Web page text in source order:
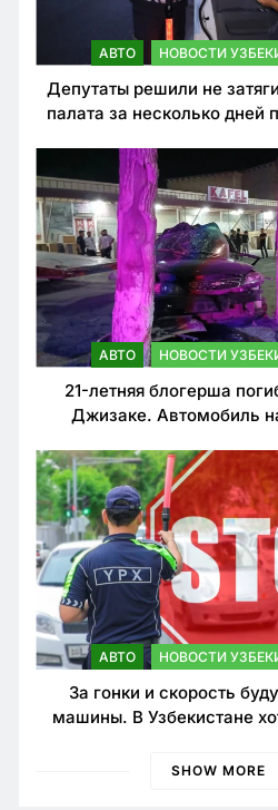
АВТО НОВОСТИ
Депутаты решили не
палата за несколько дней
нарушителей
АВТО НОВОСТИ
21-летняя блогерша
Джизаке. Автомобиль
АВТО НОВОСТИ
За гонки и скорость
машины. В Узбекистане
SHOW MORE